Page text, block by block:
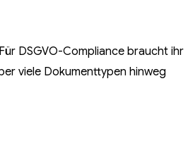
DSGVO-Compliance braucht ihr
viele Dokumenttypen hinweg